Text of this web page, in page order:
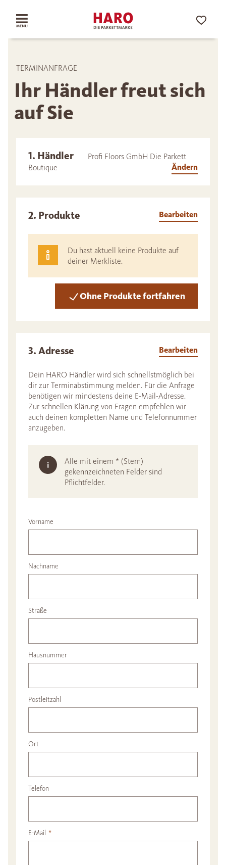
TERMINANFRAGE
Ihr Händler freut sich
auf Sie
1. Händler
Profi Floors GmbH Die Parkett
Boutique
Ändern
2. Produkte Bearbeiten
Du hast aktuell keine Produkte auf
deiner Merkliste.
Ohne Produkte fortfahren
3. Adresse Bearbeiten
Dein HARO Händler wird sich schnellstmöglich bei
dir zur Terminabstimmung melden. Für die Anfrage
benötigen wir mindestens deine E-Mail-Adresse.
Zur schnellen Klärung von Fragen empfehlen wir
auch deinen kompletten Name und Telefonnummer
anzugeben.
Alle mit einem * (Stern)
gekennzeichneten Felder sind
Pflichtfelder.
Vorname
Nachname
Straße
Hausnummer
Postleitzahl
Ort
Telefon
E-Mail *